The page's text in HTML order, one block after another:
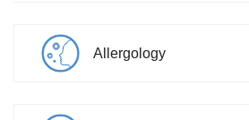
Allergology